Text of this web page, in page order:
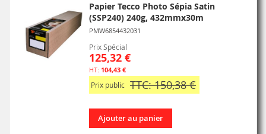
Papier Tecco Photo Sépia Satin
(SSP240) 240g, 432mmx30m
PMW6854432031
Prix Spécial
125,32 €
104,43 €
Prix public TTC: 150,38 €
Ajouter au panier